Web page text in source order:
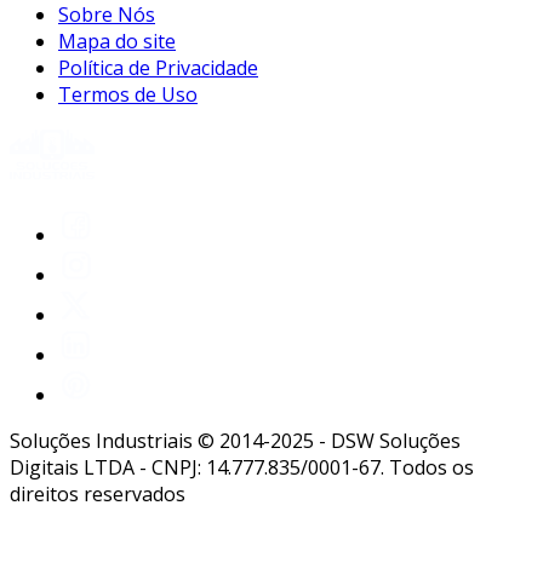
Sobre Nós
Mapa do site
Política de Privacidade
Termos de Uso
Soluções Industriais © 2014-2025 - DSW Soluções
Digitais LTDA - CNPJ: 14.777.835/0001-67. Todos os
direitos reservados